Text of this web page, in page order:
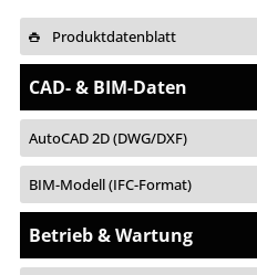
Produktdatenblatt
CAD- & BIM-Daten
AutoCAD 2D (DWG/DXF)
BIM-Modell (IFC-Format)
Betrieb & Wartung